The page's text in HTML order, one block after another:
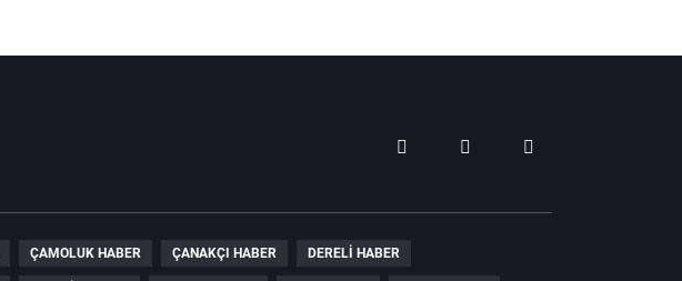
ÇAMOLUK HABER ÇANAKÇI HABER DERELI HABER